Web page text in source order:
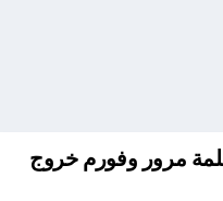
مرور وفورم خروج